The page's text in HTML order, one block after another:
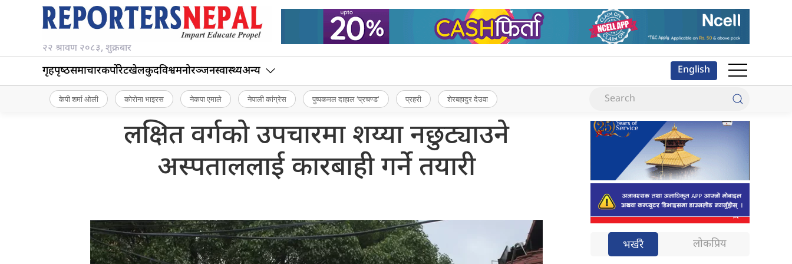
२२ श्रावण २०८३, शुक्रबार
गृहपृष्‍ठसमाचारकर्पोरेटखेलकुदविश्वमनोरञ्जनस्वास्थ्यअन्य English
केपी शर्मा ओली कोरोना भाइरस नेकपा एमाले नेपाली कांग्रेस पुष्पकमल दाहाल ‘प्रचण्ड’ प्रहरी शेरबहादुर देउवा
लक्षित वर्गको उपचारमा शय्या नछुट्याउने
अस्पताललाई कारबाही गर्ने तयारी
भर्खरै लोकप्रिय